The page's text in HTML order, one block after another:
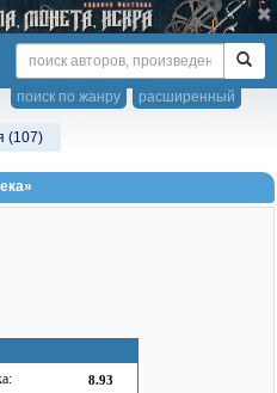
расширенный
поиск по жанру
(107)
8.93